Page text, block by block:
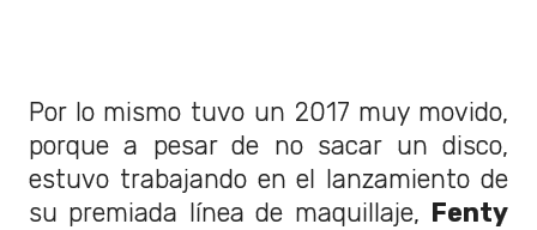
Por lo mismo tuvo un 2017 muy movido,
porque a pesar de no sacar un disco,
estuvo trabajando en el lanzamiento de
su premiada línea de maquillaje, Fenty